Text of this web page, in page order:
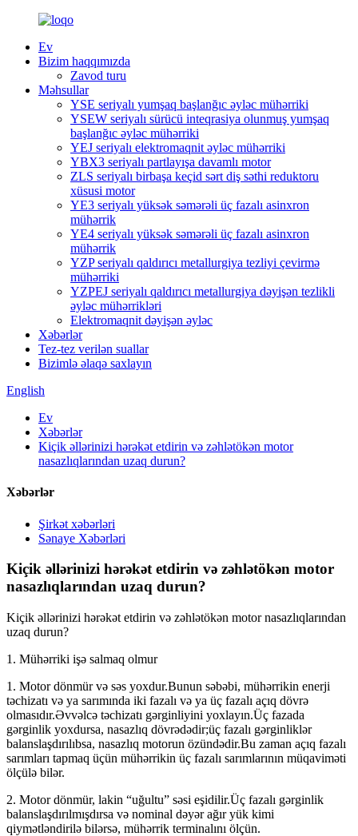
Ev
Bizim haqqımızda
Zavod turu
Məhsullar
YSE seriyalı yumşaq başlanğıc əyləc mühərriki
YSEW seriyalı sürücü inteqrasiya olunmuş yumşaq
başlanğıc əyləc mühərriki
YEJ seriyalı elektromaqnit əyləc mühərriki
YBX3 seriyalı partlayışa davamlı motor
ZLS seriyalı birbaşa keçid sərt diş səthi reduktoru
xüsusi motor
YE3 seriyalı yüksək səmərəli üç fazalı asinxron
mühərrik
YE4 seriyalı yüksək səmərəli üç fazalı asinxron
mühərrik
YZP seriyalı qaldırıcı metallurgiya tezliyi çevirmə
mühərriki
YZPEJ seriyalı qaldırıcı metallurgiya dəyişən tezlikli
əyləc mühərrikləri
Elektromaqnit dəyişən əyləc
Xəbərlər
Tez-tez verilən suallar
Bizimlə əlaqə saxlayın
English
Ev
Xəbərlər
Kiçik əllərinizi hərəkət etdirin və zəhlətökən motor
nasazlıqlarından uzaq durun?
Xəbərlər
Şirkət xəbərləri
Sənaye Xəbərləri
Kiçik əllərinizi hərəkət etdirin və zəhlətökən motor
nasazlıqlarından uzaq durun?
Kiçik əllərinizi hərəkət etdirin və zəhlətökən motor nasazlıqlarından
uzaq durun?
1. Mühərriki işə salmaq olmur
1. Motor dönmür və səs yoxdur.Bunun səbəbi, mühərrikin enerji
təchizatı və ya sarımında iki fazalı və ya üç fazalı açıq dövrə
olmasıdır.Əvvəlcə təchizatı gərginliyini yoxlayın.Üç fazada
gərginlik yoxdursa, nasazlıq dövrədədir;üç fazalı gərginliklər
balanslaşdırılıbsa, nasazlıq motorun özündədir.Bu zaman açıq fazalı
sarımları tapmaq üçün mühərrikin üç fazalı sarımlarının müqaviməti
ölçülə bilər.
2. Motor dönmür, lakin “uğultu” səsi eşidilir.Üç fazalı gərginlik
balanslaşdırılmışdırsa və nominal dəyər ağır yük kimi
qiymətləndirilə bilərsə, mühərrik terminalını ölçün.